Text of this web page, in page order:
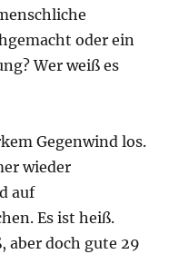
oder ein
Wer weiß es
Gegenwind los.
wieder
auf
Es ist heiß.
aber doch gute 29